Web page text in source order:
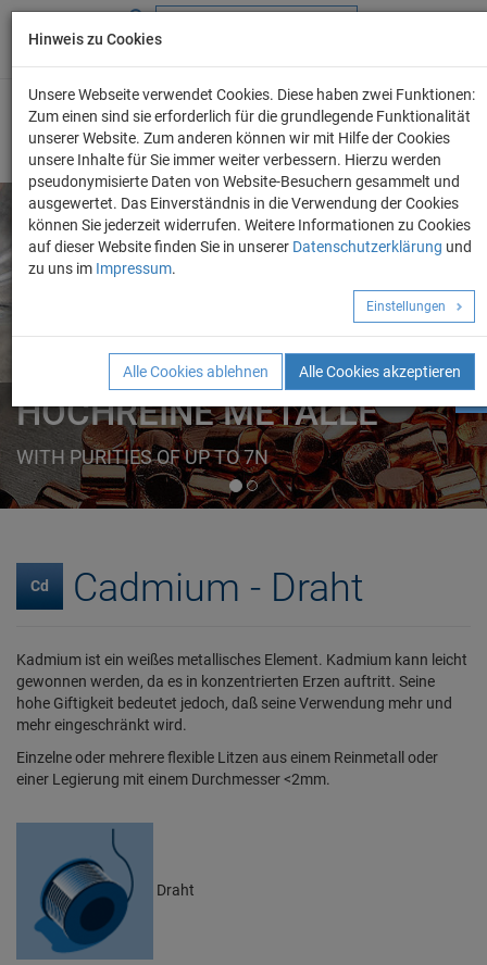
+49 (0) 69 986 4604 - 0
ELEMENTE
FORMEN
HOCHREINE METALLE
WITH PURITIES OF UP TO 7N
Angebot anfordern!
Cd Cadmium - Draht
Kadmium ist ein weißes metallisches Element. Kadmium kann leicht
gewonnen werden, da es in konzentrierten Erzen auftritt. Seine
hohe Giftigkeit bedeutet jedoch, daß seine Verwendung mehr und
mehr eingeschränkt wird.
Einzelne oder mehrere flexible Litzen aus einem Reinmetall oder
einer Legierung mit einem Durchmesser <2mm.
Draht
Hinweis zu Cookies
Unsere Webseite verwendet Cookies. Diese haben zwei Funktionen:
Zum einen sind sie erforderlich für die grundlegende Funktionalität
unserer Website. Zum anderen können wir mit Hilfe der Cookies
unsere Inhalte für Sie immer weiter verbessern. Hierzu werden
pseudonymisierte Daten von Website-Besuchern gesammelt und
ausgewertet. Das Einverständnis in die Verwendung der Cookies
können Sie jederzeit widerrufen. Weitere Informationen zu Cookies
auf dieser Website finden Sie in unserer Datenschutzerklärung und
zu uns im Impressum.
Einstellungen
Alle Cookies ablehnen Alle Cookies akzeptieren